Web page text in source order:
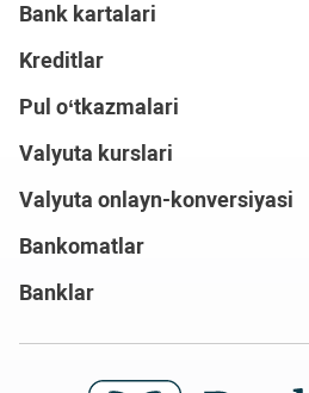
Bank kartalari
Kreditlar
Pul o‘tkazmalari
Valyuta kurslari
Valyuta onlayn-konversiyasi
Bankomatlar
Banklar